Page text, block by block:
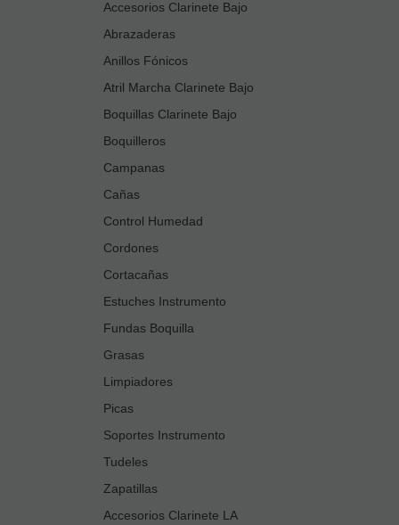
Accesorios Clarinete Bajo
Abrazaderas
Anillos Fónicos
Atril Marcha Clarinete Bajo
Boquillas Clarinete Bajo
Boquilleros
Campanas
Cañas
Control Humedad
Cordones
Cortacañas
Estuches Instrumento
Fundas Boquilla
Grasas
Limpiadores
Picas
Soportes Instrumento
Tudeles
Zapatillas
Accesorios Clarinete LA